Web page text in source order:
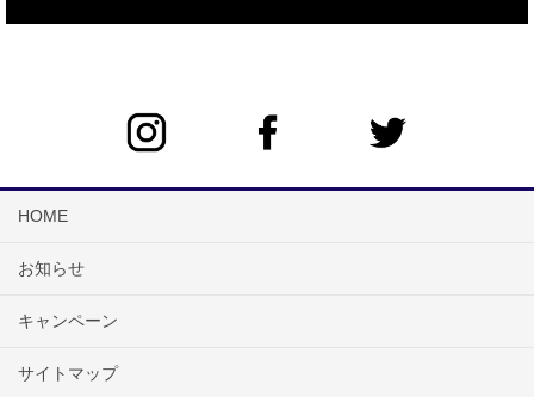
HOME
お知らせ
キャンペーン
サイトマップ